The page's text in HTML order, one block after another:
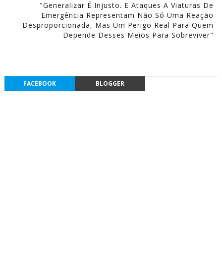
"Generalizar É Injusto. E Ataques A Viaturas De
Emergência Representam Não Só Uma Reação
Desproporcionada, Mas Um Perigo Real Para Quem
Depende Desses Meios Para Sobreviver"
FACEBOOK BLOGGER